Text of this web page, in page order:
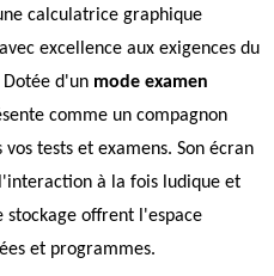
calculatrice graphique
excellence aux exigences du
Dotée d'un mode examen
comme un compagnon
tests et examens. Son écran
à la fois ludique et
stockage offrent l'espace
et programmes.